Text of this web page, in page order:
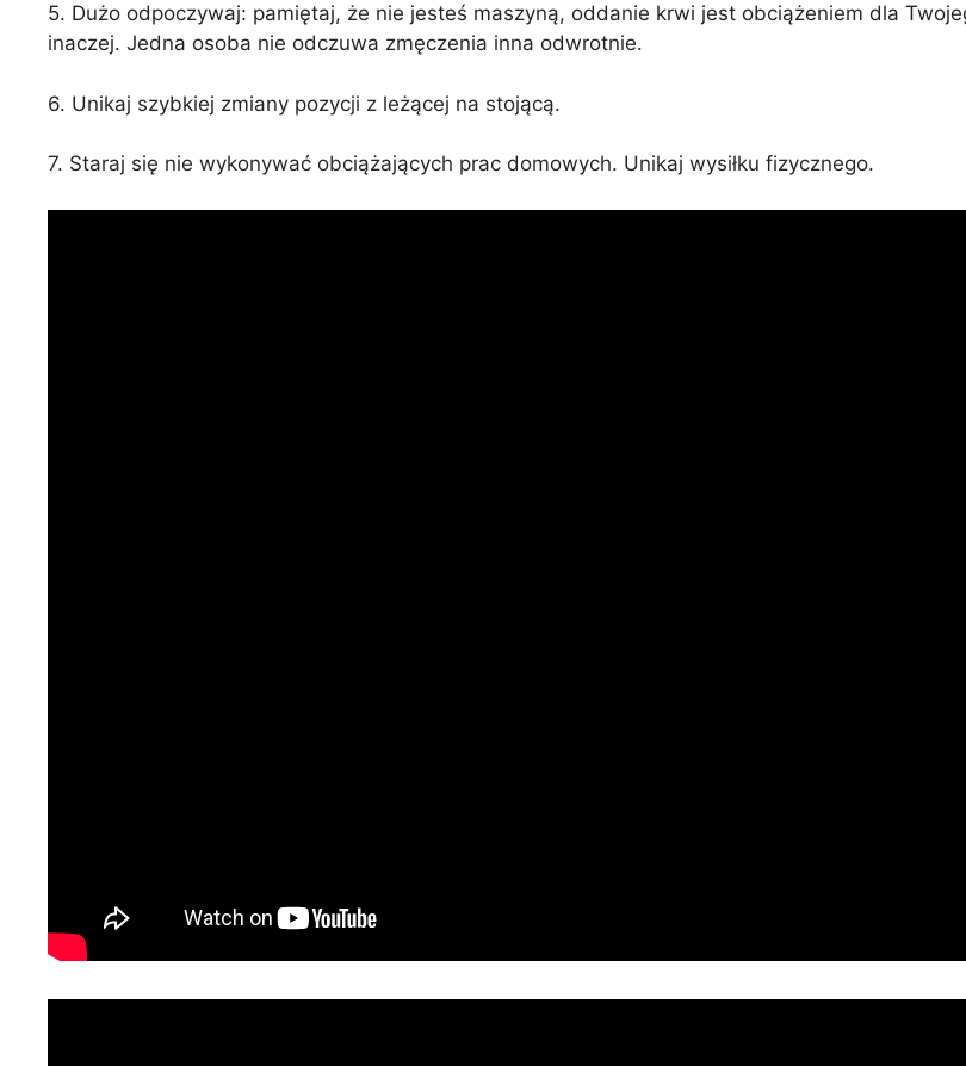
5. Dużo odpoczywaj: pamiętaj, że nie jesteś maszyną, oddanie krwi jest obciążeniem dla
inaczej. Jedna osoba nie odczuwa zmęczenia inna odwrotnie.
6. Unikaj szybkiej zmiany pozycji z leżącej na stojącą.
7. Staraj się nie wykonywać obciążających prac domowych. Unikaj wysiłku fizycznego.